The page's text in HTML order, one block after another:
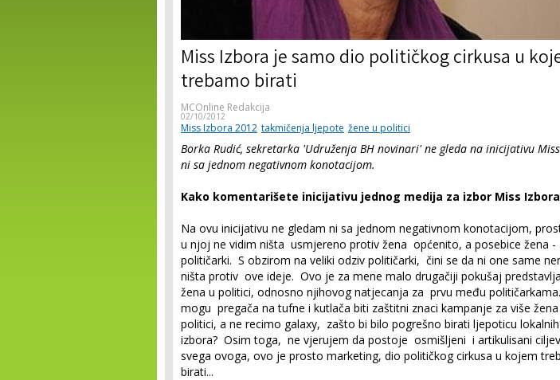
Miss Izbora je samo dio političkog cirkusa u
trebamo birati
MCOnline Redakcija
02/10/2012
Miss Izbora 2012 takmičenja ljepote žene u politici
Borka Rudić, sekretarka 'Udruženja BH novinari' ne gleda na inicijativu
ni sa jednom negativnom konotacijom.
Kako komentarišete inicijativu jednog medija za izbor Miss Izbora
Na ovu inicijativu ne gledam ni sa jednom negativnom konotacijom,
u njoj ne vidim ništa usmjereno protiv žena općenito, a posebice žena -
političarki. S obzirom na veliki odziv političarki, čini se da ni one same
ništa protiv ove ideje. Ovo je za mene malo drugačiji pokušaj
žena u politici, odnosno njihovog natjecanja za prvu među
mogu pregača na tufne i kutlača biti zaštitni znaci kampanje za više žena
politici, a ne recimo galaxy, zašto bi bilo pogrešno birati ljepoticu lokalnih
izbora? Osim toga, ne vjerujem da postoje osmišljeni i artikulisani
svega ovoga, ovo je prosto marketing, dio političkog cirkusa u kojem
birati...